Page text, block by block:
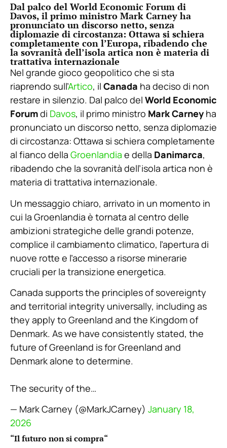
Dal palco del World Economic Forum di
Davos, il primo ministro Mark Carney ha
pronunciato un discorso netto, senza
diplomazie di circostanza: Ottawa si schiera
completamente con l’Europa, ribadendo che
la sovranità dell’isola artica non è materia di
trattativa internazionale
Nel grande gioco geopolitico che si sta
riaprendo sull’Artico, il Canada ha deciso di non
restare in silenzio. Dal palco del World Economic
Forumdi Davos, il primo ministro Mark Carney ha
pronunciato un discorso netto, senza diplomazie
di circostanza: Ottawa si schiera completamente
al fianco della Groenlandia e della Danimarca,
ribadendo che la sovranità dell’isola artica non è
materia di trattativa internazionale.
Un messaggio chiaro, arrivato in un momento in
cui la Groenlandia è tornata al centro delle
ambizioni strategiche delle grandi potenze,
complice il cambiamento climatico, l’apertura di
nuove rotte e l’accesso a risorse minerarie
cruciali per la transizione energetica.
Canada supports the principles of sovereignty
and territorial integrity universally, including as
they apply to Greenland and the Kingdom of
Denmark. As we have consistently stated, the
future of Greenland is for Greenland and
Denmark alone to determine.
The security of the…
— Mark Carney (@MarkJCarney) January 18,
2026
“Il futuro non si compra“